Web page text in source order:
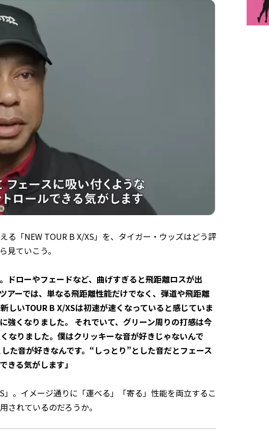
る「NEW TOUR B X/XS」を、タイガー・ウッズはどう評
見ていこう。
ドローやフェードなど、曲げすぎると飛距離ロスが出
アーでは、単なる飛距離性能だけでなく、弾道や飛距離
しいTOUR B X/XSは初速が速くなっていると感じていま
強くなりました。 それでいて、グリーン周りの打感は今
りました。僕はクリッキーな音が好きじゃないんで
た音が好きなんです。“しっとり”とした音だとフェース
きる気がします」
」。イメージ通りに「運べる」「寄る」性能を両立するこ
されているのだろうか。